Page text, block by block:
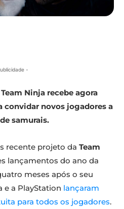
-
Ninja recebe agora
convidar novos jogadores a
samurais.
recente projeto da Team
lançamentos do ano da
meses após o seu
e a PlayStation lançaram
para todos os jogadores.